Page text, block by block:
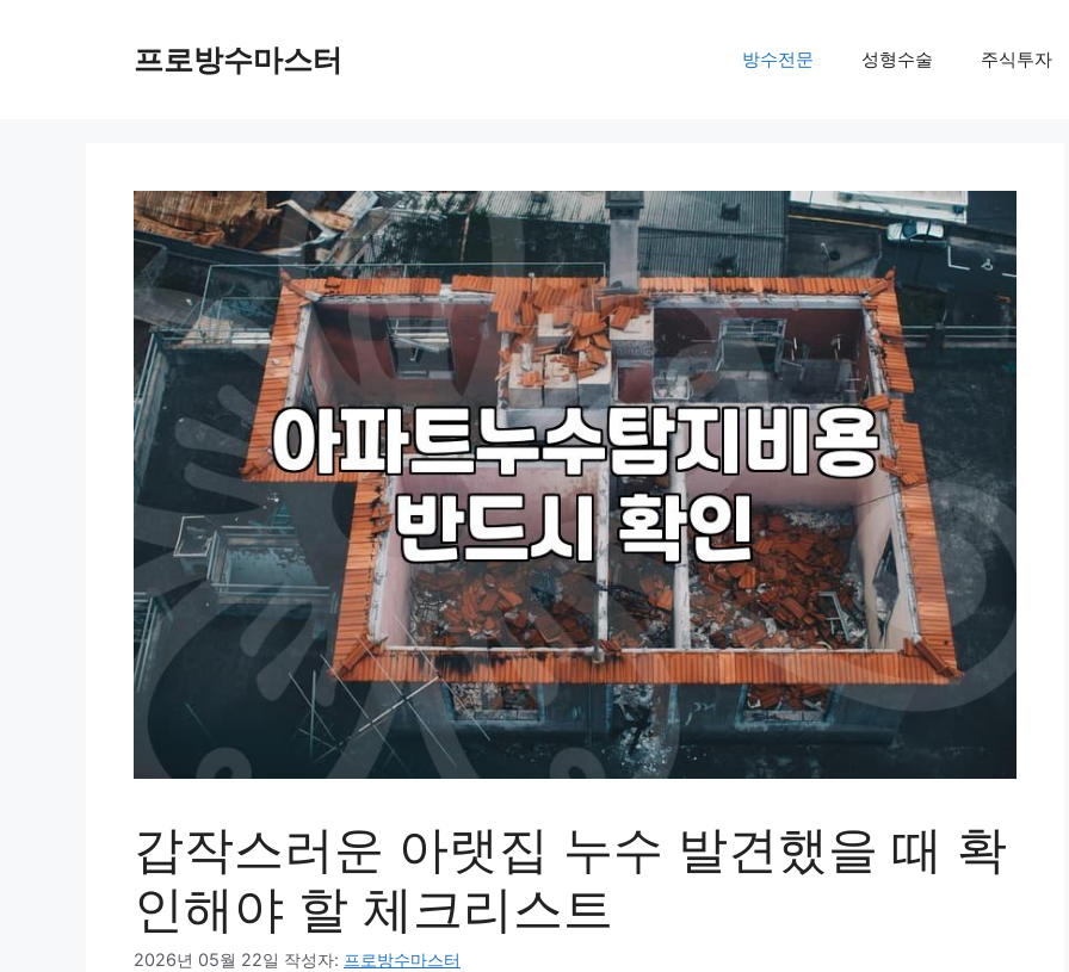
프로방수마스터 방수전문 성형수술 주식투자
갑작스러운 아랫집 누수 발견했을 때 확
인해야 할 체크리스트
2026년 05월 22일 작성자: 프로방수마스터